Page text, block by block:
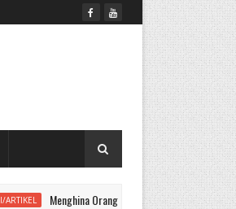
Menghina Orang yang Sudah Meninggal, Apakah